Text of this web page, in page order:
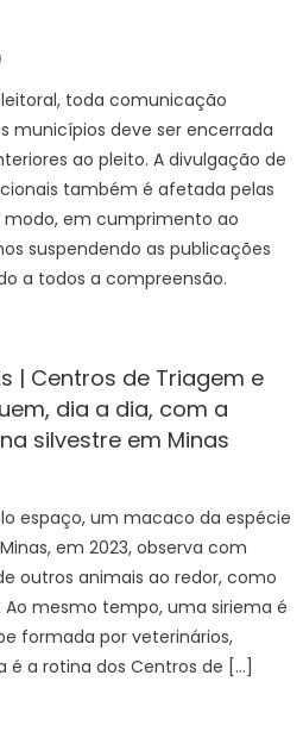
toda comunicação
municípios deve ser encerrada
ao pleito. A divulgação de
também é afetada pelas
modo, em cumprimento ao
suspendendo as publicações
a todos a compreensão.
| Centros de Triagem e
dia a dia, com a
silvestre em Minas
espaço, um macaco da espécie
em 2023, observa com
outros animais ao redor, como
Ao mesmo tempo, uma siriema é
formada por veterinários,
é a rotina dos Centros de […]